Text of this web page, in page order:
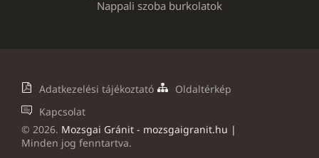
Nappali szoba burkolatok
Adatkezelési tájékoztató
Oldaltérkép
Kapcsolat
© 2026. Mozsgai Gránit - mozsgaigranit.hu |
Minden jog fenntartva.